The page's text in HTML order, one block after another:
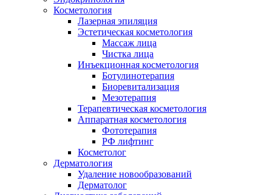
Косметология
Лазерная эпиляция
Эстетическая косметология
Массаж лица
Чистка лица
Инъекционная косметология
Ботулинотерапия
Биоревитализация
Мезотерапия
Терапевтическая косметология
Аппаратная косметология
Фототерапия
РФ лифтинг
Косметолог
Дерматология
Удаление новообразований
Дерматолог